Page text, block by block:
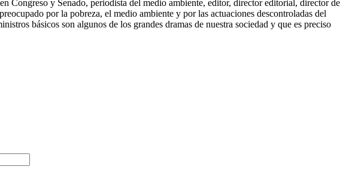
Congreso y Senado, periodista del medio ambiente, editor, director editorial, director de
por la pobreza, el medio ambiente y por las actuaciones descontroladas del
básicos son algunos de los grandes dramas de nuestra sociedad y que es preciso